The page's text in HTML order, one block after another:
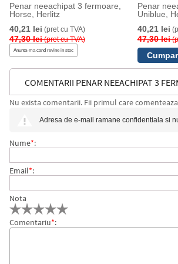
Penar neeachipat 3 fermoare,
Horse, Herlitz
40,21 lei (pret cu TVA)
47,30 lei(pret cu TVA)
Anunta-ma cand revine in stoc
Penar
Uniblue,
40,21 lei
47,30 lei
COMENTARII PENAR NEEACHIPAT 3
Nu exista comentarii. Fii primul care
Adresa de e-mail ramane confidentiala si
Nume*:
Email*:
Nota
Comentariu*: